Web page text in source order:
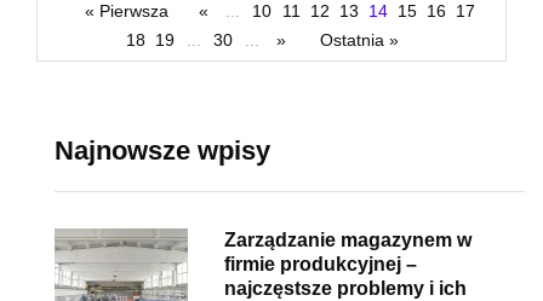
« Pierwsza « 10 11 12 13 14 15 16 17
18 19 30 » Ostatnia »
Najnowsze wpisy
Zarządzanie magazynem w
firmie produkcyjnej –
najczęstsze problemy i ich